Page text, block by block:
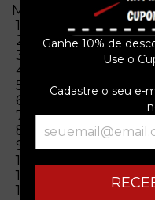
Ganhe 10% de
Use o
Cadastre o seu e-
Musicas
1 A Horse With No
2 I Need You (3:06)
3 Sandman (4:08)
4 Ventura Highway
5 Don't Cross The
6 Only In Your
7 Muskrat Love
8 Tin Man (3:28)
9 Lonely People
10 Sister Golden
11 Daisy Jane (3:09)
12 Woman Tonight